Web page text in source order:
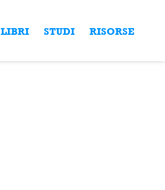
LIBRI STUDI RISORSE